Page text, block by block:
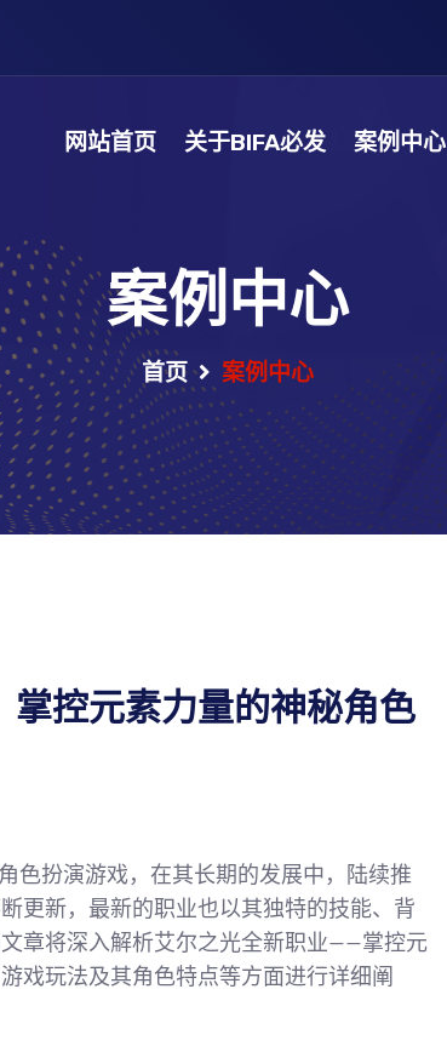
网站首页 关于BIFA必发 案例中心
案例中心
首页 案例中心
控元素力量的神秘角色
色扮演游戏，在其长期的发展中，陆续推
更新，最新的职业也以其独特的技能、背
章将深入解析艾尔之光全新职业——掌控元
戏玩法及其角色特点等方面进行详细阐